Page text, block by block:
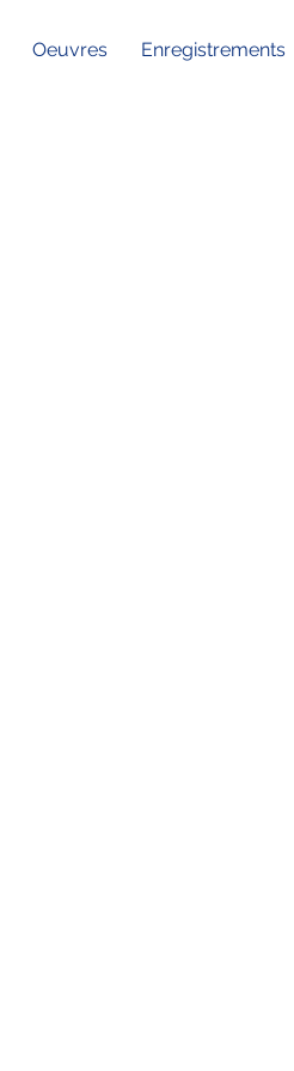
Oeuvres Enregistrements